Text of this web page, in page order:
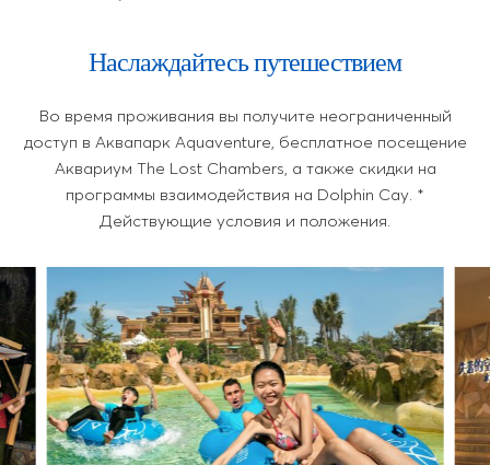
Наслаждайтесь путешествием
Во время проживания вы получите неограниченный
доступ в Аквапарк Aquaventure, бесплатное посещение
Аквариум The Lost Chambers, а также скидки на
программы взаимодействия на Dolphin Cay. *
Действующие условия и положения.